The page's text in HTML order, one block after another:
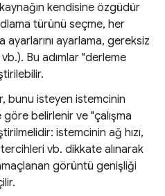
kendisine özgüdür
türünü seçme, her
ayarlarını ayarlama, gereksiz
Bu adımlar "derleme
bunu isteyen istemcinin
belirlenir ve "çalışma
istemcinin ağ hızı,
tercihleri vb. dikkate alınarak
görüntü genişliği